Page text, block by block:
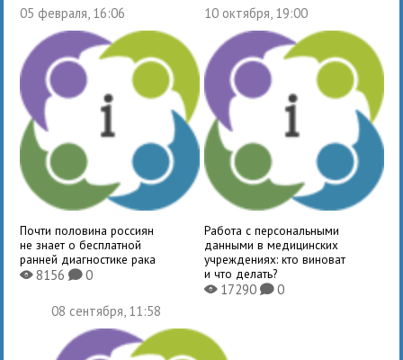
05 февраля, 16:06
Почти половина россиян
не знает о бесплатной
ранней диагностике рака
X8156K0
10 октября, 19:00
Работа с персональными
данными в медицинских
учреждениях: кто виноват
и что делать?
X17290 K0
08 сентября, 11:58